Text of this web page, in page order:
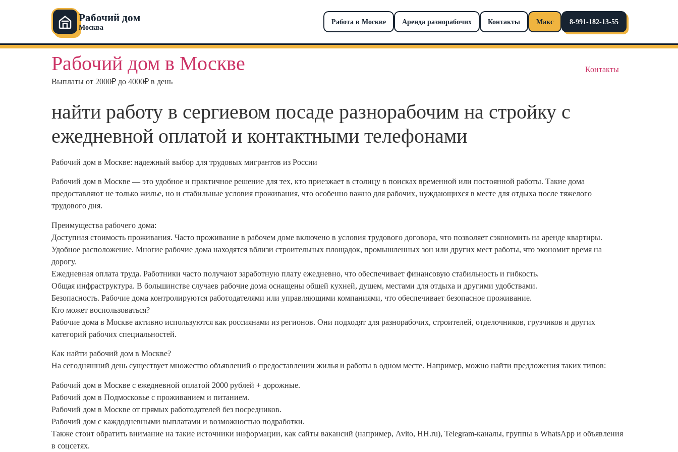
Рабочий дом
Москва
Работа в Москве Аренда разнорабочих Контакты Макс 8-991-182-13-55
Перейти
Рабочий дом в Москве
Выплаты от 2000₽ до 4000₽ в день
Контакты
найти работу в сергиевом посаде разнорабочим на стройку с
ежедневной оплатой и контактными телефонами
Рабочий дом в Москве: надежный выбор для трудовых мигрантов из России
Рабочий дом в Москве — это удобное и практичное решение для тех, кто приезжает в столицу в поисках временной или постоянной работы. Такие дома
предоставляют не только жилье, но и стабильные условия проживания, что особенно важно для рабочих, нуждающихся в месте для отдыха после тяжелого
трудового дня.
Преимущества рабочего дома:
Доступная стоимость проживания. Часто проживание в рабочем доме включено в условия трудового договора, что позволяет сэкономить на аренде квартиры.
Удобное расположение. Многие рабочие дома находятся вблизи строительных площадок, промышленных зон или других мест работы, что экономит время на
дорогу.
Ежедневная оплата труда. Работники часто получают заработную плату ежедневно, что обеспечивает финансовую стабильность и гибкость.
Общая инфраструктура. В большинстве случаев рабочие дома оснащены общей кухней, душем, местами для отдыха и другими удобствами.
Безопасность. Рабочие дома контролируются работодателями или управляющими компаниями, что обеспечивает безопасное проживание.
Кто может воспользоваться?
Рабочие дома в Москве активно используются как россиянами из регионов. Они подходят для разнорабочих, строителей, отделочников, грузчиков и других
категорий рабочих специальностей.
Как найти рабочий дом в Москве?
На сегодняшний день существует множество объявлений о предоставлении жилья и работы в одном месте. Например, можно найти предложения таких типов:
Рабочий дом в Москве с ежедневной оплатой 2000 рублей + дорожные.
Рабочий дом в Подмосковье с проживанием и питанием.
Рабочий дом в Москве от прямых работодателей без посредников.
Рабочий дом с каждодневными выплатами и возможностью подработки.
Также стоит обратить внимание на такие источники информации, как сайты вакансий (например, Avito, HH.ru), Telegram-каналы, группы в WhatsApp и объявления
в соцсетях.